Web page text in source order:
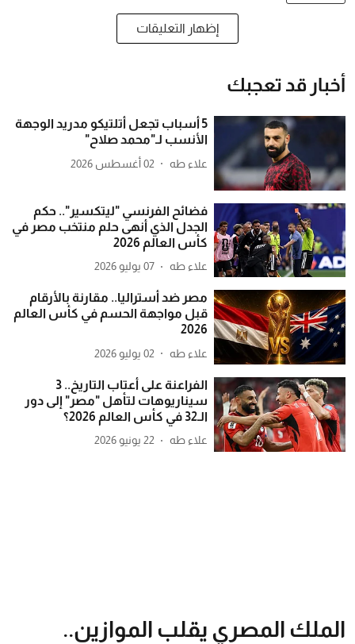
إظهار التعليقات
أخبار قد تعجبك
5 أسباب تجعل أتلتيكو مدريد الوجهة
الأنسب لـ"محمد صلاح"
علاء طه 02 أغسطس 2026
فضائح الفرنسي "ليتكسير".. حكم
الجدل الذي أنهى حلم منتخب مصر في
كأس العالم 2026
علاء طه 07 يوليو 2026
مصر ضد أستراليا.. مقارنة بالأرقام
قبل مواجهة الحسم في كأس العالم
2026
علاء طه 02 يوليو 2026
الفراعنة على أعتاب التاريخ.. 3
سيناريوهات لتأهل "مصر" إلى دور
الـ32 في كأس العالم 2026؟
علاء طه 22 يونيو 2026
الملك المصري يقلب الموازين..